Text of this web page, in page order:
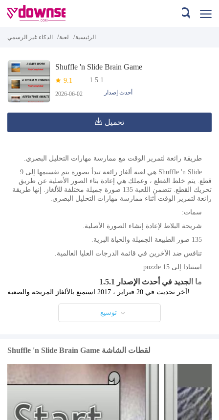
الرئيسية/ لعبة/ الذكاء غير الرسمي
Shuffle 'n Slide Brain Game
9.1 1.5.1
2026-06-02 أحدث إصدار
تحميل
طريقة رائعة لتمرير الوقت مع ممارسة مهارات التحليل البصري.
Shuffle 'n Slide هي لعبة ألغاز رائعة تبدأ بصورة يتم تقسيمها إلى 9
قطع. يتم خلط القطع ، وعملك هي إعادة بناء الصور الأصلية عن طريق
تحريك القطع. تتضمن اللعبة 135 صورة جميلة مختلفة للألغاز. إنها طريقة
رائعة لتمرير الوقت أثناء ممارسة مهارات التحليل البصري.
سمات:
شريحة البلاط لإعادة إنشاء الصورة الأصلية.
135 صور الطبيعة الجميلة والحياة البرية.
تنافس ضد الآخرين في قائمة الدرجات العليا العالمية.
استنادا إلى 15 puzzle.
ما الجديد في أحدث الإصدار 1.5.1
آخر تحديث في 20 فبراير ، 2017 استمتع بالألغاز المريحة والصعبة!
توسيع
Shuffle 'n Slide Brain Game لقطات الشاشة